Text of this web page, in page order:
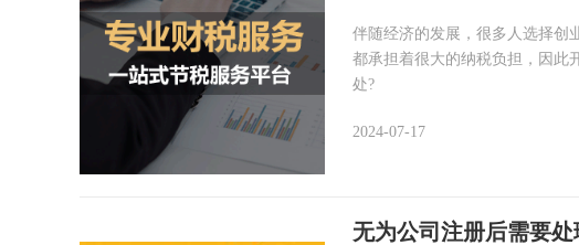
伴随经济的发展，很多人选择创
都承担着很大的纳税负担，因此
处?
2024-07-17
无为公司注册后需要